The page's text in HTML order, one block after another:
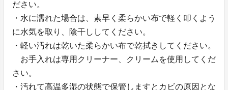
ださい。
・水に濡れた場合は、素早く柔らかい布で軽く叩くよう
に水気を取り、陰干ししてください。
・軽い汚れは乾いた柔らかい布で乾拭きしてください。
お手入れは専用クリーナー、クリームを使用してくだ
さい。
・汚れて高温多湿の状態で保管しますとカビの原因とな